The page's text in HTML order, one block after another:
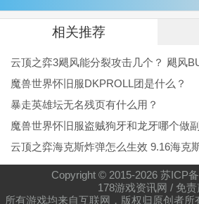
相关推荐
云顶之弈3飓风能分裂攻击几个？ 飓风
魔兽世界怀旧服DKPROLL团是什么？
暴走英雄坛无名残页有什么用？
魔兽世界怀旧服盗贼狗牙和龙牙哪个做
云顶之弈海克斯炸弹怎么生效 9.16海克
Copyright © 2015-2026 苏ICP
178游戏资讯网 / 免责
所有游戏均来自互联网，版权归原创者所